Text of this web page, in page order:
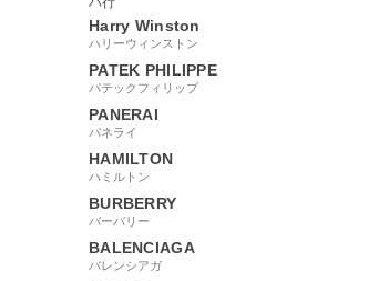
Harry Winston
ハリーウィンストン
PATEK PHILIPPE
パテックフィリップ
PANERAI
パネライ
HAMILTON
ハミルトン
BURBERRY
バーバリー
BALENCIAGA
バレンシアガ